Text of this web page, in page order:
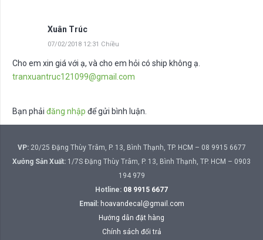
Xuân Trúc
07/02/2018 12:31 Chiều
Cho em xin giá với ạ, và cho em hỏi có ship không ạ.
tranxuantruc121099@gmail.com
Bạn phải đăng nhập để gửi bình luận.
VP:20/25 Đặng Thùy Trâm, P. 13, Bình Thạnh, TP. HCM – 08 9915 6677
Xưởng Sản Xuất: 1/7S Đặng Thùy Trâm, P. 13, Bình Thạnh, TP. HCM – 0903
194 979
Hotline: 08 9915 6677
Email: hoavandecal@gmail.com
Hướng dẫn đặt hàng
Chính sách đổi trả